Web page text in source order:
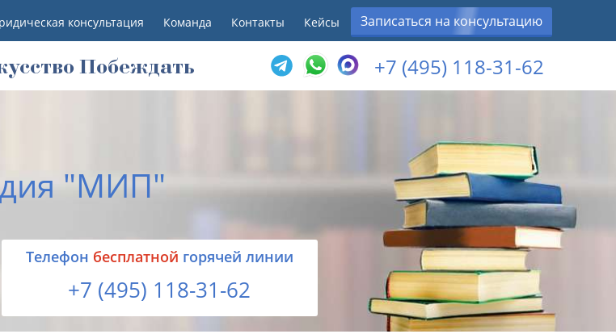
консультация Команда Контакты Кейсы Записаться на консультацию
Побеждать +7 (495) 118-31-62
"МИП"
Tелефон бесплатной горячей линии
+7 (495) 118-31-62